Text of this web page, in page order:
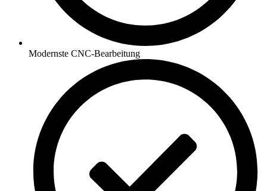
Modernste CNC-Bearbeitung